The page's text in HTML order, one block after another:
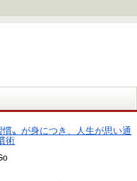
〟が身につき、人生が思い通
術